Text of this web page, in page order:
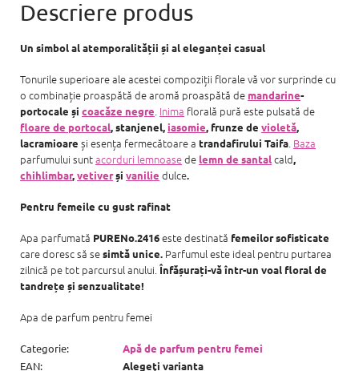
Un simbol al atemporalității și al eleganței casual
Tonurile superioare ale acestei compoziții florale vă vor surprinde cu
o combinație proaspătă de aromă proaspătă de mandarine-
portocale și coacăze negre. Inima florală pură este pulsată de
floare de portocal, stanjenel,iasomie, frunze de violetă,
lacramioare și esența fermecătoare a trandafirului Taifa. Baza
parfumului suntacorduri lemnoasede lemn de santalcald,
chihlimbar,vetiverși vanilie dulce.
Pentru femeile cu gust rafinat
Apa parfumată PURENo.2416este destinată femeilor sofisticate
care doresc să sesimtă unice. Parfumul este ideal pentru purtarea
zilnică pe tot parcursul anului.Înfășurați-vă într-un voal floral de
tandrețe și senzualitate!
Apa de parfum pentru femei
Categorie:
Apă de parfum pentru femei
EAN:
Alegeţi varianta